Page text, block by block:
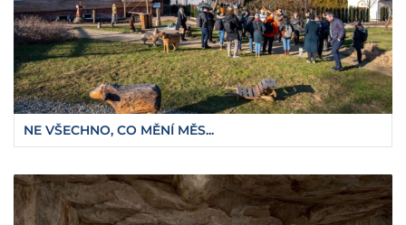
NE VŠECHNO, CO MĚNÍ MĚS...